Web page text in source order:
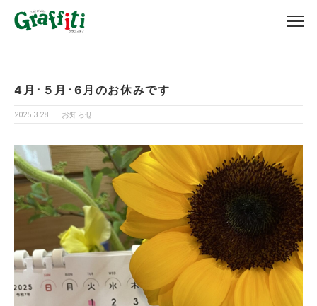
4月･５月･6月のお休みです
2025.3.28 お知らせ